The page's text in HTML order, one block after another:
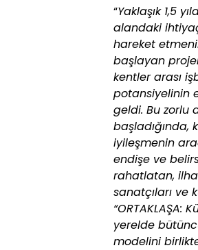
“Yaklaşık 1,5
alandaki
hareket
başlayan
kentler arası
potansiyelinin
geldi. Bu zorlu
başladığında,
iyileşmenin
endişe ve
rahatlatan,
sanatçıları ve
“ORTAKLAŞA:
yerelde
modelini